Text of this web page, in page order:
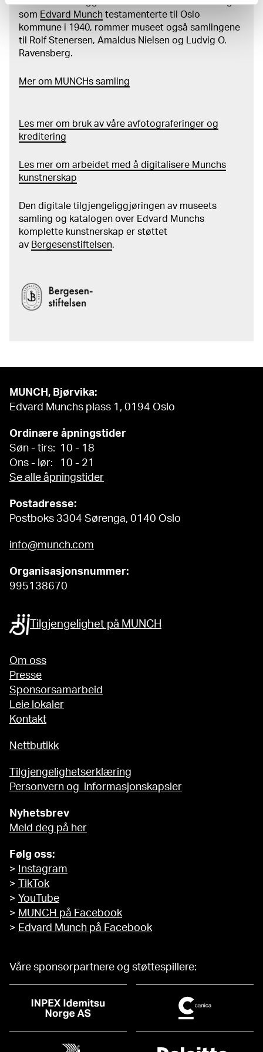
design, Oslo 2013, kat.nr. 66 Flatby, Bjørg Åsta og
Patricia Tveter, Edvard Munch (1863-1944): "Jeg maler
ikke det jeg ser, men det jeg så", Kunst i skolen,
læremiddelpakke, Oslo 2013, s. 17 Ødegård, Hilde,
fransk, tysk utg.: Meet the Kids/Recontrer Edvard
Munch), MM, Nasjonalmuseet og SKRIRA Kids 2013, s.
MM, Oslo 2011, kat.nr. 18 Chang, Alison W., Negotiating
Modernity: Edvard Munch's Late Figural Work 1900–
Pennsylvania, Philadelphia 2010, fig. 1.1 Duve, Catherine
de, The little Munch, [for children], Brussel 2010, s. 15
Munch's Double Nudes", i Kunst og Kultur, nr. 2, årg. 92,
2009, s. 94 Rutkowski, Eva, Edvard Munch's Frauen:
Frauendarstellung in den frühen Gemälden des
norwegischen Malers Edvard Munch, Saarbrücken 2008,
Konserves, nr. 2, 2004 Eschenburg, Barbara og Helmut
Friedel, Der Kampf der Geschlechter, utst.kat.
Städtische Galerie im Lenbachhaus, München 1995,
Svenæus, Gösta, Edvard Munch. Im Männlichen Gehirn,
Lund 1973, s. 201f Svenæus, Gösta, Edvard Munch. Das
Universum der Melancholie, Lund 1968, s. 164
som Edvard Munch testamenterte til Oslo
kommune i 1940, rommer museet også samlingene
til Rolf Stenersen, Amaldus Nielsen og Ludvig O.
Ravensberg.
Mer om MUNCHs samling
Les mer om bruk av våre avfotograferinger og
kreditering
Les mer om arbeidet med å digitalisere Munchs
kunstnerskap
Den digitale tilgjengeliggjøringen av museets
samling og katalogen over Edvard Munchs
komplette kunstnerskap er støttet
av Bergesenstiftelsen.
MUNCH, Bjørvika:
Edvard Munchs plass 1, 0194 Oslo
Ordinære åpningstider
Søn - tirs: 10 - 18
Ons - lør: 10 - 21
Se alle åpningstider
Postadresse:
Postboks 3304 Sørenga, 0140 Oslo
info@munch.com
Organisasjonsnummer:
995138670
Tilgjengelighet på MUNCH
Om oss
Presse
Sponsorsamarbeid
Leie lokaler
Kontakt
Nettbutikk
Tilgjengelighetserklæring
Personvern og informasjonskapsler
Nyhetsbrev
Meld deg på her
Følg oss:
>
Instagram
>
TikTok
> YouTube
> MUNCH på Facebook
> Edvard Munch på Facebook
Våre sponsorpartnere og støttespillere: